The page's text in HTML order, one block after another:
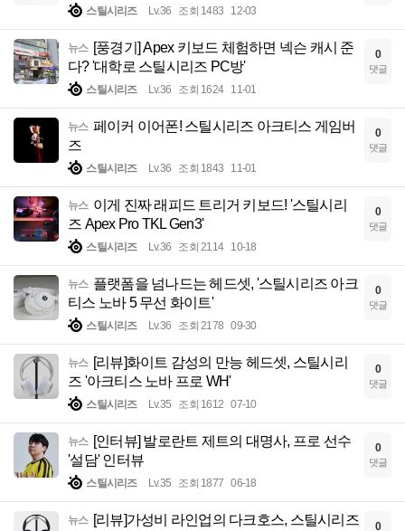
스틸시리즈 Lv.36 조회 1483 12-03
뉴스 [풍경기] Apex 키보드 체험하면 넥슨 캐시 준
다? '대학로 스틸시리즈 PC방'
스틸시리즈 Lv.36 조회 1624 11-01
0
댓글
뉴스 페이커 이어폰! 스틸시리즈 아크티스 게임버
즈
스틸시리즈 Lv.36 조회 1843 11-01
0
댓글
뉴스 이게 진짜 래피드 트리거 키보드! '스틸시리
즈 Apex Pro TKL Gen3'
스틸시리즈 Lv.36 조회 2114 10-18
0
댓글
뉴스 플랫폼을 넘나드는 헤드셋, '스틸시리즈 아크
티스 노바 5 무선 화이트'
스틸시리즈 Lv.36 조회 2178 09-30
0
댓글
뉴스 [리뷰]화이트 감성의 만능 헤드셋, 스틸시리
즈 '아크티스 노바 프로 WH'
스틸시리즈 Lv.35 조회 1612 07-10
0
댓글
뉴스 [인터뷰] 발로란트 제트의 대명사, 프로 선수
'설담' 인터뷰
스틸시리즈 Lv.35 조회 1877 06-18
0
댓글
뉴스 [리뷰]가성비 라인업의 다크호스, 스틸시리즈
0